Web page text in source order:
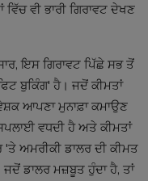
ਵਿੱਚ ਵੀ ਭਾਰੀ ਗਿਰਾਵਟ ਦੇਖਣ
ਇਸ ਗਿਰਾਵਟ ਪਿੱਛੇ ਸਭ ਤੋਂ
ਬੁਕਿੰਗ' ਹੈ। ਜਦੋਂ ਕੀਮਤਾਂ
ਆਪਣਾ ਮੁਨਾਫ਼ਾ ਕਮਾਉਣ
ਵਧਦੀ ਹੈ ਅਤੇ ਕੀਮਤਾਂ
ਅਮਰੀਕੀ ਡਾਲਰ ਦੀ ਕੀਮਤ
ਡਾਲਰ ਮਜ਼ਬੂਤ ਹੁੰਦਾ ਹੈ, ਤਾਂ